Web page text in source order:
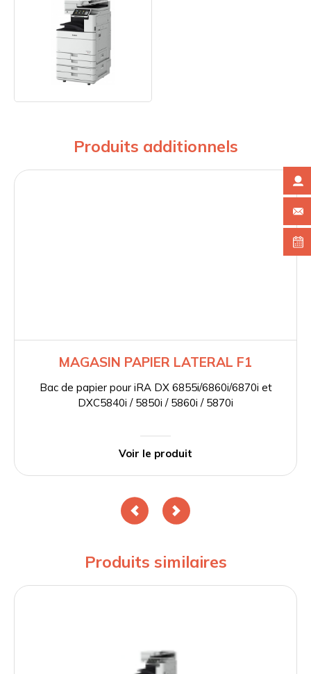
Produits additionnels
MAGASIN PAPIER LATERAL F1
Bac de papier pour iRA DX 6855i/6860i/6870i et
DXC5840i / 5850i / 5860i / 5870i
Voir le produit
Produits similaires